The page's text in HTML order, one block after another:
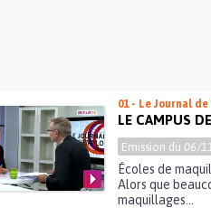
01 - Le Journal
LE CAMPUS
Emission du 06/
Écoles de
Alors que
maquillages...